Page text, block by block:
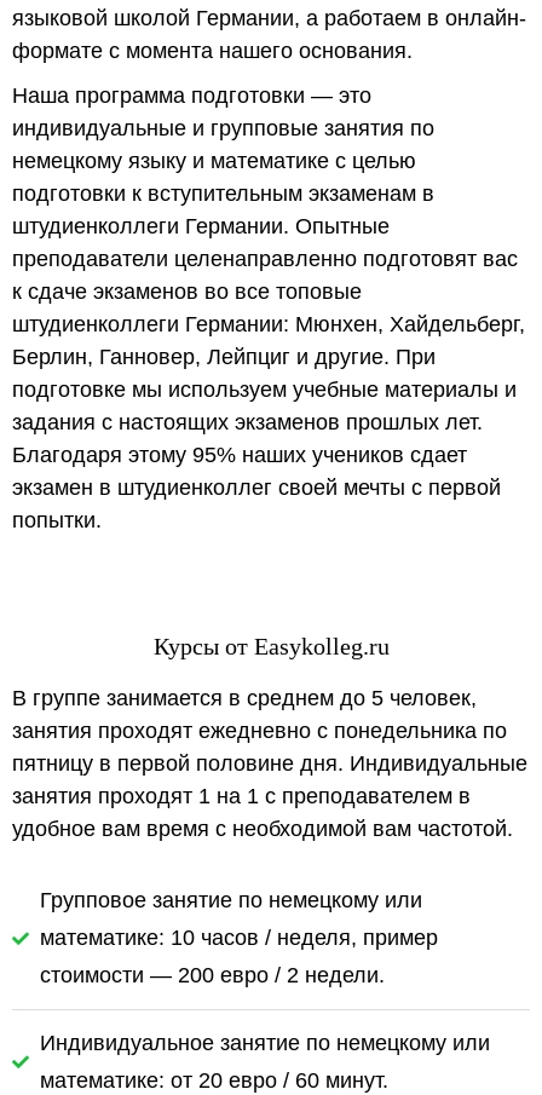
языковой школой Германии, а работаем в онлайн-
формате с момента нашего основания.
Наша программа подготовки — это
индивидуальные и групповые занятия по
немецкому языку и математике с целью
подготовки к вступительным экзаменам в
штудиенколлеги Германии. Опытные
преподаватели целенаправленно подготовят вас
к сдаче экзаменов во все топовые
штудиенколлеги Германии: Мюнхен, Хайдельберг,
Берлин, Ганновер, Лейпциг и другие. При
подготовке мы используем учебные материалы и
задания с настоящих экзаменов прошлых лет.
Благодаря этому 95% наших учеников сдает
экзамен в штудиенколлег своей мечты с первой
попытки.
Курсы от Easykolleg.ru
В группе занимается в среднем до 5 человек,
занятия проходят ежедневно с понедельника по
пятницу в первой половине дня. Индивидуальные
занятия проходят 1 на 1 с преподавателем в
удобное вам время с необходимой вам частотой.
Групповое занятие по немецкому или
математике: 10 часов / неделя, пример
стоимости — 200 евро / 2 недели.
Индивидуальное занятие по немецкому или
математике: от 20 евро / 60 минут.